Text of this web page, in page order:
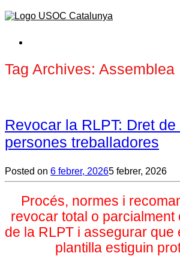
Tag Archives: Assemblea
Revocar la RLPT: Dret de
persones treballadores
Posted on 6 febrer, 20265 febrer, 2026
Procés, normes i
revocar total o parcialment
de la RLPT i assegurar que
plantilla estiguin